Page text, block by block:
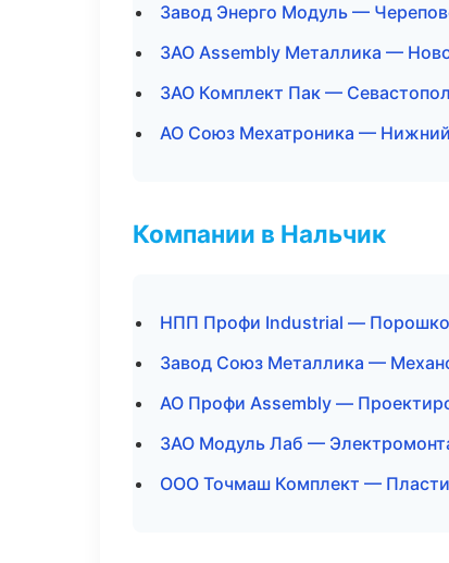
Завод Энерго Модуль —
ЗАО Assembly Металлика —
ЗАО Комплект Пак —
АО Союз Мехатроника —
Компании в Нальчик
НПП Профи Industrial —
Завод Союз Металлика —
АО Профи Assembly —
ЗАО Модуль Лаб —
ООО Точмаш Комплект —